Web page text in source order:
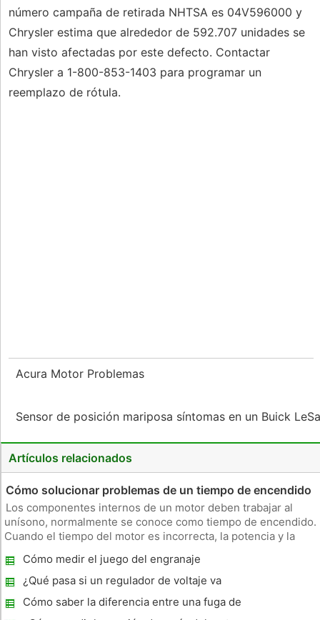
número campaña de retirada NHTSA es 04V596000 y
Chrysler estima que alrededor de 592.707 unidades se
han visto afectadas por este defecto. Contactar
Chrysler a 1-800-853-1403 para programar un
reemplazo de rótula.
Acura Motor Problemas
Sensor de posición mariposa síntomas en un Buick
Artículos relacionados
Cómo solucionar problemas de un tiempo de encendido
Los componentes internos de un motor deben trabajar al
unísono, normalmente se conoce como tiempo de encendido.
Cuando el tiempo del motor es incorrecta, la potencia y la
extremos, el motor se dude sobre la aceleración inicial y
puede prod
Cómo medir el juego del engranaje
¿Qué pasa si un regulador de voltaje va
mal?
Cómo saber la diferencia entre una fuga de